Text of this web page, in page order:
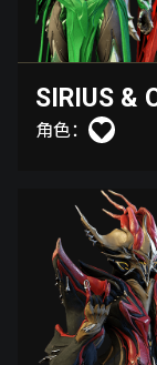
SIRIUS &
角色：